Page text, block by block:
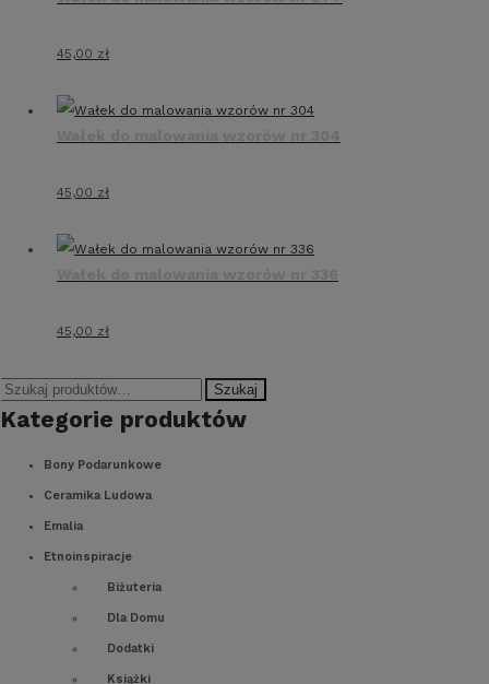
45,00 zł
45,00 zł
45,00 zł
Szukaj: Szukaj
Kategorie produktów
Bony Podarunkowe
Ceramika Ludowa
Emalia
Etnoinspiracje
Biżuteria
Dla Domu
Dodatki
Książki